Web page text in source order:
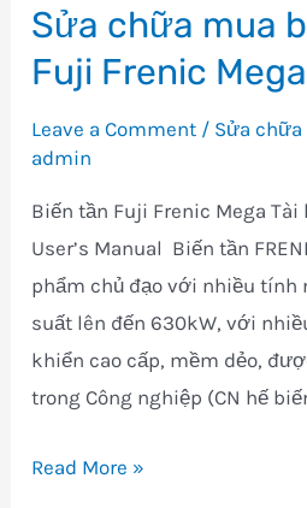
bán
Biến
Fuji
Lift
Sửa chữa mua
Fuji Frenic Mega
Leave a Comment / Sửa
admin
Biến tần Fuji Frenic Mega Tài
User’s Manual Biến tần
phẩm chủ đạo với nhiều tính
suất lên đến 630kW, với
khiển cao cấp, mềm dẻo,
trong Công nghiệp (CN hế
Sửa
Read More »